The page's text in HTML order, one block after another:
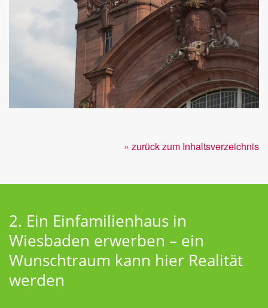
» zurück zum Inhaltsverzeichnis
2. Ein Einfamilienhaus in
Wiesbaden erwerben – ein
Wunschtraum kann hier Realität
werden